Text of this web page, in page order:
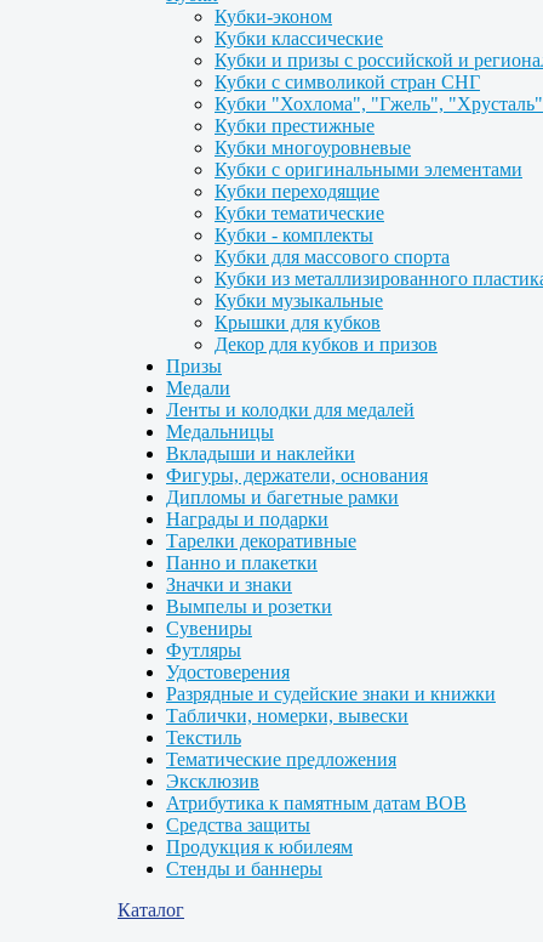
Кубки-эконом
Кубки классические
Кубки и призы с российской и
Кубки с символикой стран СНГ
Кубки "Хохлома", "Гжель", "Хрусталь"
Кубки престижные
Кубки многоуровневые
Кубки с оригинальными элементами
Кубки переходящие
Кубки тематические
Кубки - комплекты
Кубки для массового спорта
Кубки из металлизированного
Кубки музыкальные
Крышки для кубков
Декор для кубков и призов
Призы
Медали
Ленты и колодки для медалей
Медальницы
Вкладыши и наклейки
Фигуры, держатели, основания
Дипломы и багетные рамки
Награды и подарки
Тарелки декоративные
Панно и плакетки
Значки и знаки
Вымпелы и розетки
Сувениры
Футляры
Удостоверения
Разрядные и судейские знаки и книжки
Таблички, номерки, вывески
Текстиль
Тематические предложения
Эксклюзив
Атрибутика к памятным датам ВОВ
Средства защиты
Продукция к юбилеям
Стенды и баннеры
Каталог